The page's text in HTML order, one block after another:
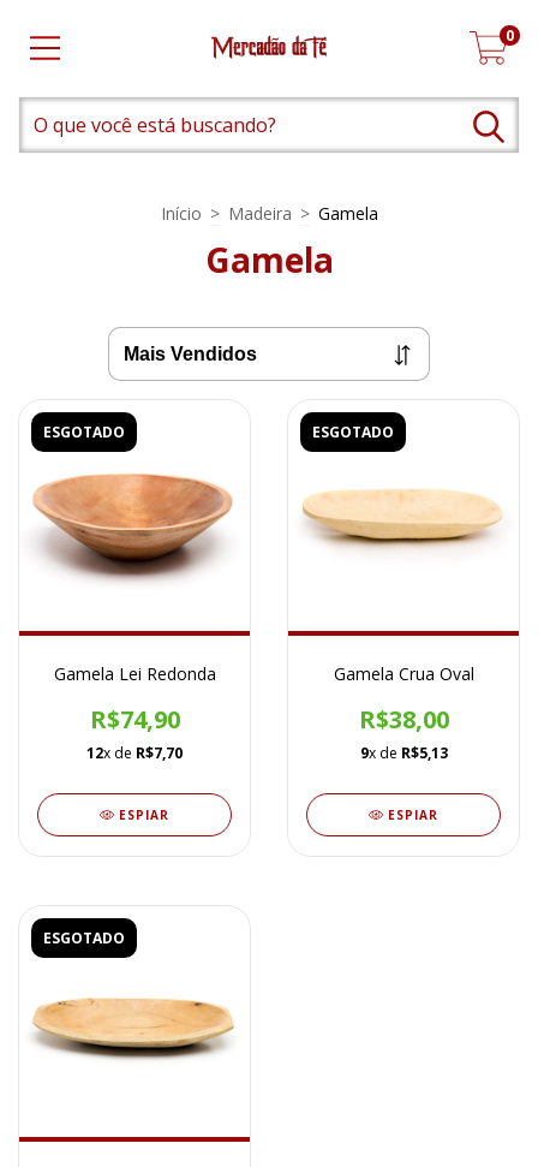
0
Início > Madeira > Gamela
Gamela
ESGOTADO
Gamela Lei Redonda
R$74,90
12x de R$7,70
ESPIAR
ESGOTADO
Gamela Crua Oval
R$38,00
9x de R$5,13
ESPIAR
ESGOTADO